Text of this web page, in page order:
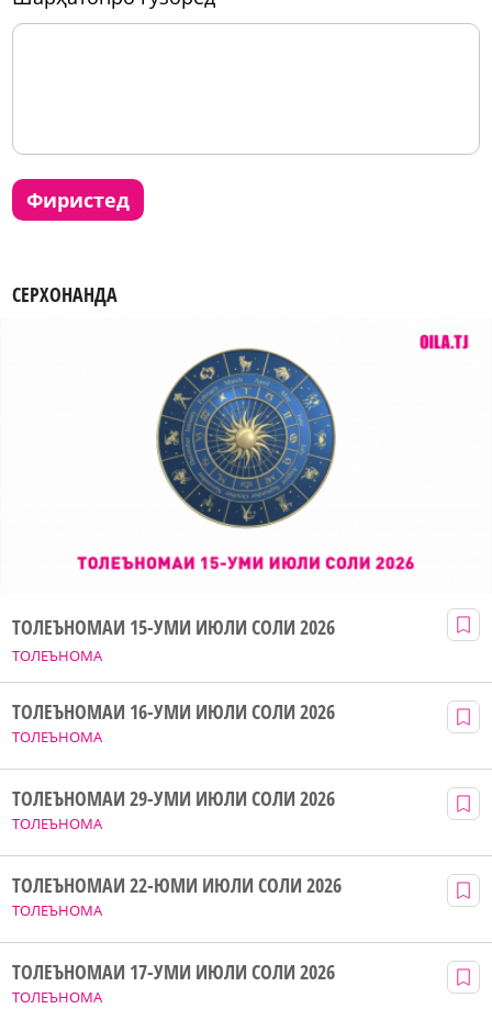
фиристед
СЕРХОНАНДА
ТОЛЕЪНОМА
ТОЛЕЪНОМАИ 15-УМИ ИЮЛИ СОЛИ 2026
ТОЛЕЪНОМА
ТОЛЕЪНОМАИ 16-УМИ ИЮЛИ СОЛИ 2026
ТОЛЕЪНОМА
ТОЛЕЪНОМАИ 29-УМИ ИЮЛИ СОЛИ 2026
ТОЛЕЪНОМА
ТОЛЕЪНОМАИ 22-ЮМИ ИЮЛИ СОЛИ 2026
ТОЛЕЪНОМА
ТОЛЕЪНОМАИ 17-УМИ ИЮЛИ СОЛИ 2026